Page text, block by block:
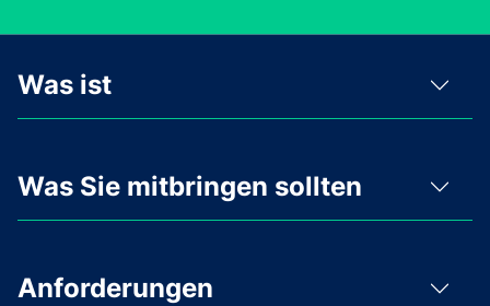
Was ist
Was Sie mitbringen sollten
Anforderungen